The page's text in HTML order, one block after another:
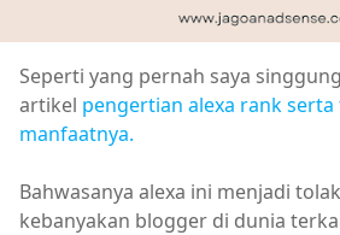
Seperti yang pernah saya
artikel pengertian alexa rank
manfaatnya.
Bahwasanya alexa ini menjadi
kebanyakan blogger di dunia